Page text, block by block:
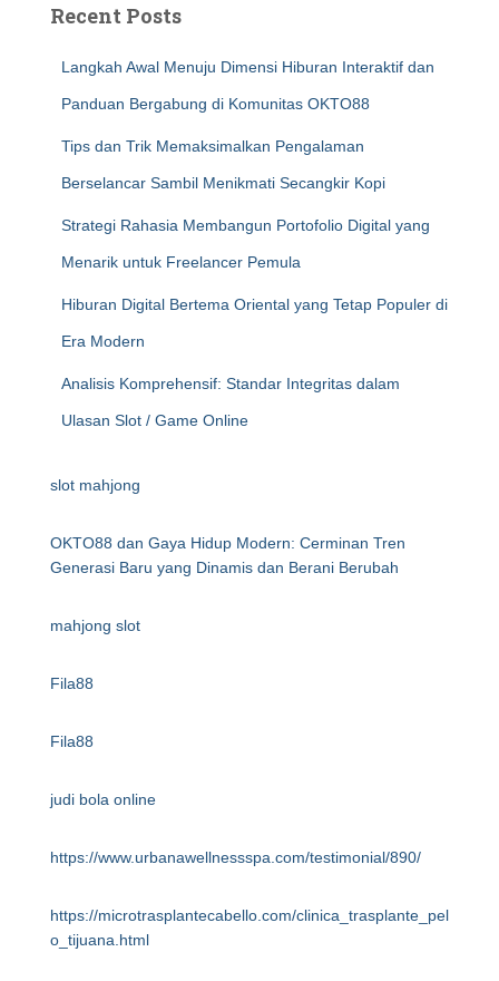
Recent Posts
Langkah Awal Menuju Dimensi Hiburan Interaktif dan
Panduan Bergabung di Komunitas OKTO88
Tips dan Trik Memaksimalkan Pengalaman
Berselancar Sambil Menikmati Secangkir Kopi
Strategi Rahasia Membangun Portofolio Digital yang
Menarik untuk Freelancer Pemula
Hiburan Digital Bertema Oriental yang Tetap Populer di
Era Modern
Analisis Komprehensif: Standar Integritas dalam
Ulasan Slot / Game Online
slot mahjong
OKTO88 dan Gaya Hidup Modern: Cerminan Tren
Generasi Baru yang Dinamis dan Berani Berubah
mahjong slot
Fila88
Fila88
judi bola online
https://www.urbanawellnessspa.com/testimonial/890/
https://microtrasplantecabello.com/clinica_trasplante_pel
o_tijuana.html